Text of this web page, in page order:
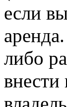
если
либо